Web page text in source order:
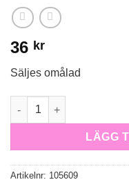
36 kr
Säljes omålad
Liten hund mängd
LÄGG
Artikelnr: 105609